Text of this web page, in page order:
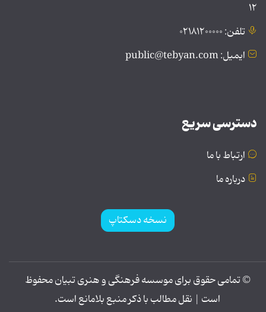
۱۲
تلفن: ۰۲۱۸۱۲۰۰۰۰۰
ایمیل: public@tebyan.com
دسترسی سریع
ارتباط با ما
درباره ما
نسخه دسکتاپ
© تمامی حقوق برای موسسه فرهنگی و هنری تبیان محفوظ
است | نقل مطالب با ذکر منبع بلامانع است.